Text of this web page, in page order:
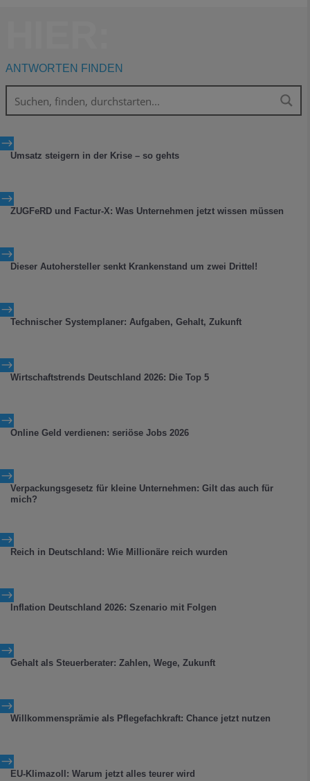
ANTWORTEN FINDEN
$
Umsatz steigern in der Krise – so gehts
$
ZUGFeRD und Factur-X: Was Unternehmen jetzt wissen müssen
$
Dieser Autohersteller senkt Krankenstand um zwei Drittel!
$
Technischer Systemplaner: Aufgaben, Gehalt, Zukunft
$
Wirtschaftstrends Deutschland 2026: Die Top 5
$
Online Geld verdienen: seriöse Jobs 2026
$
Verpackungsgesetz für kleine Unternehmen: Gilt das auch für
mich?
$
Reich in Deutschland: Wie Millionäre reich wurden
$
Inflation Deutschland 2026: Szenario mit Folgen
$
Gehalt als Steuerberater: Zahlen, Wege, Zukunft
$
Willkommensprämie als Pflegefachkraft: Chance jetzt nutzen
$
EU-Klimazoll: Warum jetzt alles teurer wird